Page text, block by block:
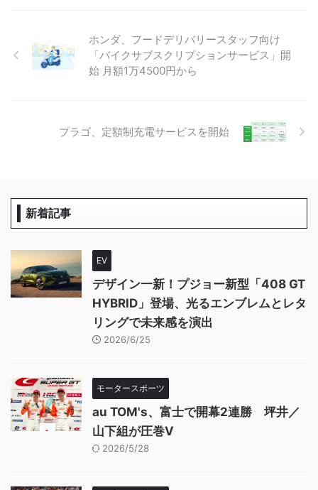
ホンダ、フードデリバリースタッフ向け
「バイクサブスクリプションサービス」開
始 月額1万4500円から
プラゴ、定額制充電サービスを開始
新着記事
EV
デザイン一新！プジョー新型「408 GT
HYBRID」登場、光るエンブレムとレタ
リングで未来感を演出
2026/6/25
モータースポーツ
au TOM's、富士で開幕2連勝 坪井／
山下組が圧巻V
2026/5/28